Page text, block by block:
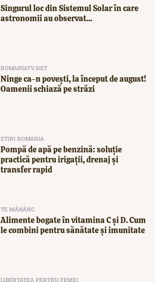
Singurul loc din Sistemul Solar în care
astronomii au observat...
ROMANIATV.NET
Ninge ca-n povești, la început de august!
Oamenii schiază pe străzi
ȘTIRI ROMÂNIA
Pompă de apă pe benzină: soluție
practică pentru irigații, drenaj și
transfer rapid
TE MĂNÂNC
Alimente bogate în vitamina C și D. Cum
le combini pentru sănătate și imunitate
LIBERTATEA PENTRU FEMEI